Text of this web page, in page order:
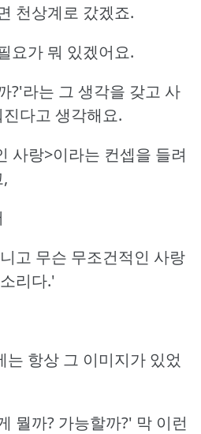
천상계로 갔겠죠.
요가 뭐 있겠어요.
?'라는 그 생각을 갖고 사
다고 생각해요.
사랑>이라는 컨셉을 들려
고 무슨 무조건적인 사랑
리다.'
항상 그 이미지가 있었
뭘까? 가능할까?' 막 이런